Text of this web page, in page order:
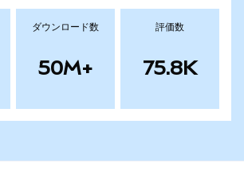
ダウンロード数
50M+
評価数
75.8K